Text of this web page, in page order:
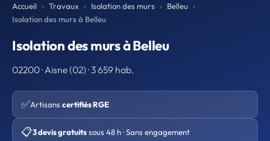
Accueil Travaux Isolation des murs
Belleu
Isolation des murs à Belleu
Isolation des murs à Belleu
02200 · Aisne (02) · 3 659 hab.
✅Artisans certifiés RGE
📋3 devis gratuitssous 48 h · Sans engagement